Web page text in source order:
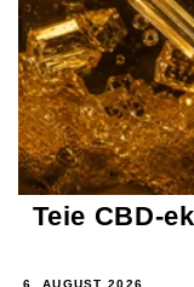
Teie CBD-
6. AUGUST 2026